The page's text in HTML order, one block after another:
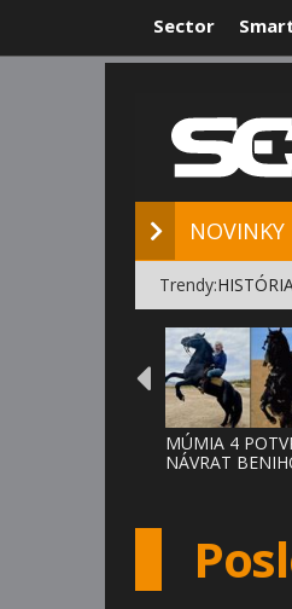
Sector
NOVINKY
Trendy:
MÚMIA 4
NÁVRAT